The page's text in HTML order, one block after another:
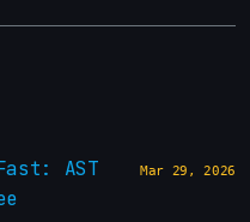
AST
Mar 29, 2026